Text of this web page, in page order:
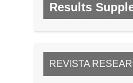
Results
N.º 7, SEPTIEMBRE 2008
REVISTA